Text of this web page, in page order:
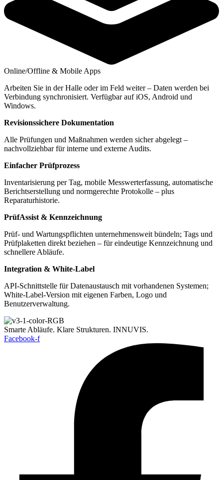
Online/Offline & Mobile Apps
Arbeiten Sie in der Halle oder im Feld weiter – Daten werden bei
Verbindung synchronisiert. Verfügbar auf iOS, Android und
Windows.
Revisionssichere Dokumentation
Alle Prüfungen und Maßnahmen werden sicher abgelegt –
nachvollziehbar für interne und externe Audits.
Einfacher Prüfprozess
Inventarisierung per Tag, mobile Messwerterfassung, automatische
Berichtserstellung und normgerechte Protokolle – plus
Reparaturhistorie.
PrüfAssist & Kennzeichnung
Prüf- und Wartungspflichten unternehmensweit bündeln; Tags und
Prüfplaketten direkt beziehen – für eindeutige Kennzeichnung und
schnellere Abläufe.
Integration & White-Label
API-Schnittstelle für Datenaustausch mit vorhandenen Systemen;
White-Label-Version mit eigenen Farben, Logo und
Benutzerverwaltung.
Smarte Abläufe. Klare Strukturen. INNUVIS.
Facebook-f